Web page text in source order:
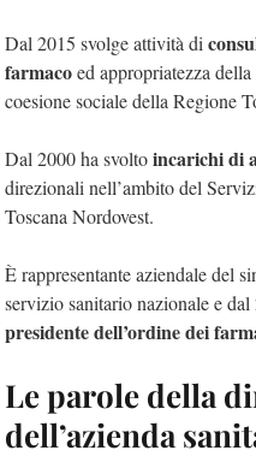
Dal 2015 svolge attività di
farmacoed appropriatezza
coesione sociale della Regione
Dal 2000 ha svoltoincarichi di
direzionali nell’ambito del
Toscana Nordovest.
È rappresentante aziendale del
servizio sanitario nazionale e
presidente dell’ordine dei
Le parole della
dell’azienda